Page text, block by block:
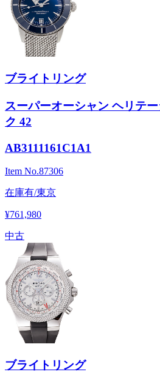
ブライトリング
スーパーオーシャン ヘリテ
ク 42
AB3111161C1A1
Item No.87306
在庫有/東京
¥761,980
中古
ブライトリング